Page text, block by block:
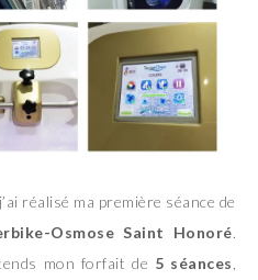
réalisé ma première séance de
Osmose Saint Honoré.
mon forfait de 5 séances